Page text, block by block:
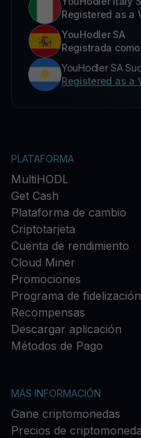
Registered as a
YouHodler SA
Registrada
YouHodler SA
Registered as a
PLATAFORMA
MultiHODL
Get Cash
Plataforma de cambio
Criptotarjeta
Cuenta de rendimiento
Cloud Miner
Promociones
Programa de fidelización
Recompensas
Descargar aplicación
Métodos de Pago
MÁS INFORMACIÓN
Gane criptomonedas
Precios de